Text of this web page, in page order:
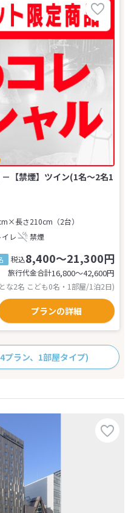
【禁煙】ツイン(1名～2名1
長さ210cm（2台）
イレ 禁煙
税込8,400～21,300円
旅行代金合計16,800〜42,600円
な2名 こども0名・1部屋/1泊2日)
プランの詳細
プラン、1部屋タイプ)